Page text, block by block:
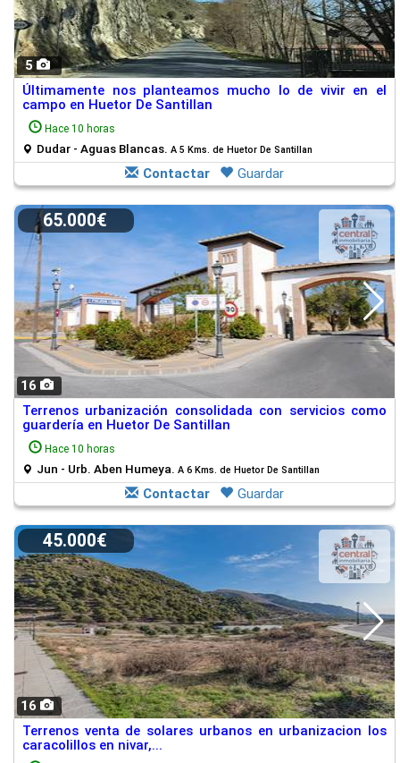
5
Últimamente nos planteamos mucho lo de vivir en el
campo en Huetor De Santillan
Hace 10 horas
Dudar - Aguas Blancas. A 5 Kms. de Huetor De Santillan
Contactar Guardar
16
65.000€
Terrenos urbanización consolidada con servicios como
guardería en Huetor De Santillan
Hace 10 horas
Jun - Urb. Aben Humeya. A 6 Kms. de Huetor De Santillan
Contactar Guardar
16
45.000€
Terrenos venta de solares urbanos en urbanizacion los
caracolillos en nivar,...